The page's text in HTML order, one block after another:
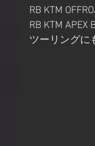
RB KTM
RB KTM APEX
ツーリングに